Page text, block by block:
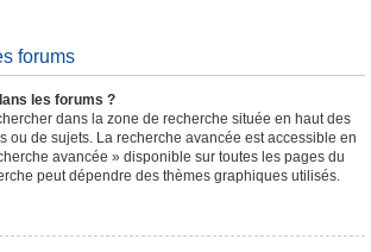
forums
les forums ?
dans la zone de recherche située en haut des
ou de sujets. La recherche avancée est accessible en
avancée » disponible sur toutes les pages du
peut dépendre des thèmes graphiques utilisés.